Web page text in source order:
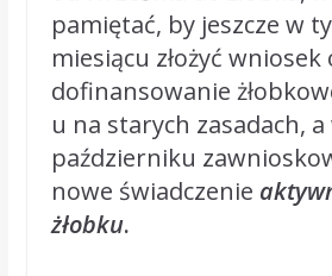
pamiętać, by jeszcze w
miesiącu złożyć wniosek
dofinansowanie
u na starych zasadach, a
październiku
nowe świadczenie
żłobku.